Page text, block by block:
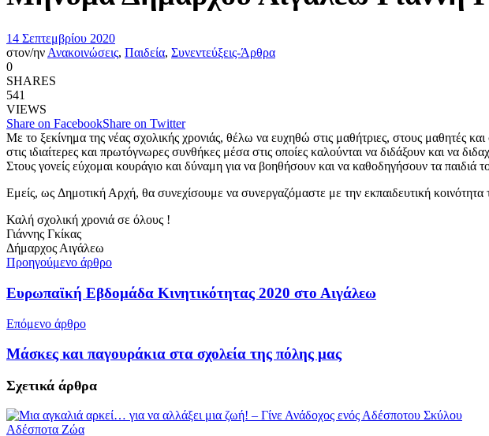
14 Σεπτεμβρίου 2020
στον/ην Ανακοινώσεις, Παιδεία, Συνεντεύξεις-Άρθρα
0
SHARES
541
VIEWS
Share on FacebookShare on Twitter
Με το ξεκίνημα της νέας σχολικής χρονιάς, θέλω να ευχηθώ στις μαθήτριες, στους μαθητές
στις ιδιαίτερες και πρωτόγνωρες συνθήκες μέσα στις οποίες καλούνται να διδάξουν και να
Στους γονείς εύχομαι κουράγιο και δύναμη για να βοηθήσουν και να καθοδηγήσουν τα παιδιά
Εμείς, ως Δημοτική Αρχή, θα συνεχίσουμε να συνεργαζόμαστε με την εκπαιδευτική
Καλή σχολική χρονιά σε όλους !
Γιάννης Γκίκας
Δήμαρχος Αιγάλεω
Προηγούμενο άρθρο
Ευρωπαϊκή Εβδομάδα Κινητικότητας 2020 στο Αιγάλεω
Επόμενο άρθρο
Μάσκες και παγουράκια στα σχολεία της πόλης μας
Σχετικά άρθρα
Αδέσποτα Ζώα